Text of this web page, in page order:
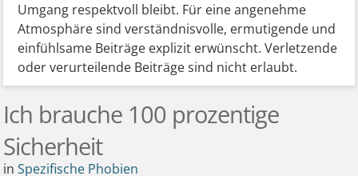
Umgang respektvoll bleibt. Für eine angenehme
Atmosphäre sind verständnisvolle, ermutigende und
einfühlsame Beiträge explizit erwünscht. Verletzende
oder verurteilende Beiträge sind nicht erlaubt.
Ich brauche 100 prozentige
Sicherheit
inSpezifische Phobien